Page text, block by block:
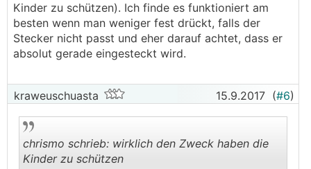
Kinder zu schützen). Ich finde es funktioniert am
besten wenn man weniger fest drückt, falls der
Stecker nicht passt und eher darauf achtet, dass er
absolut gerade eingesteckt wird.
kraweuschuasta 15.9.2017 (#6)
chrismo schrieb: wirklich den Zweck haben die
Kinder zu schützen